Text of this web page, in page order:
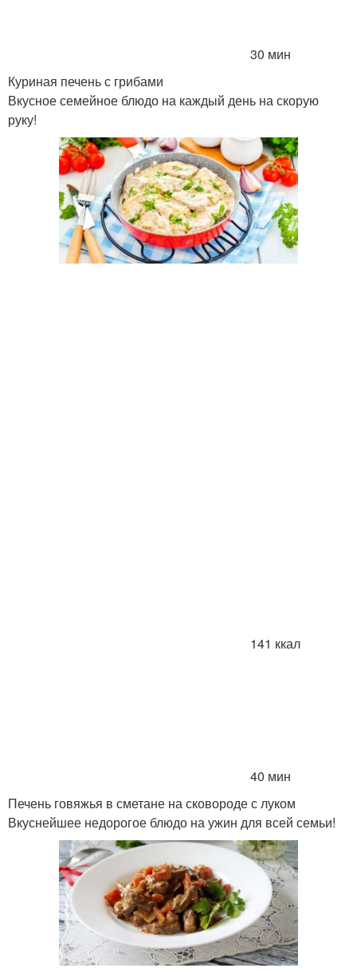
30 мин
Куриная печень с грибами
Вкусное семейное блюдо на каждый день на скорую
руку!
141 ккал
40 мин
Печень говяжья в сметане на сковороде с луком
Вкуснейшее недорогое блюдо на ужин для всей семьи!